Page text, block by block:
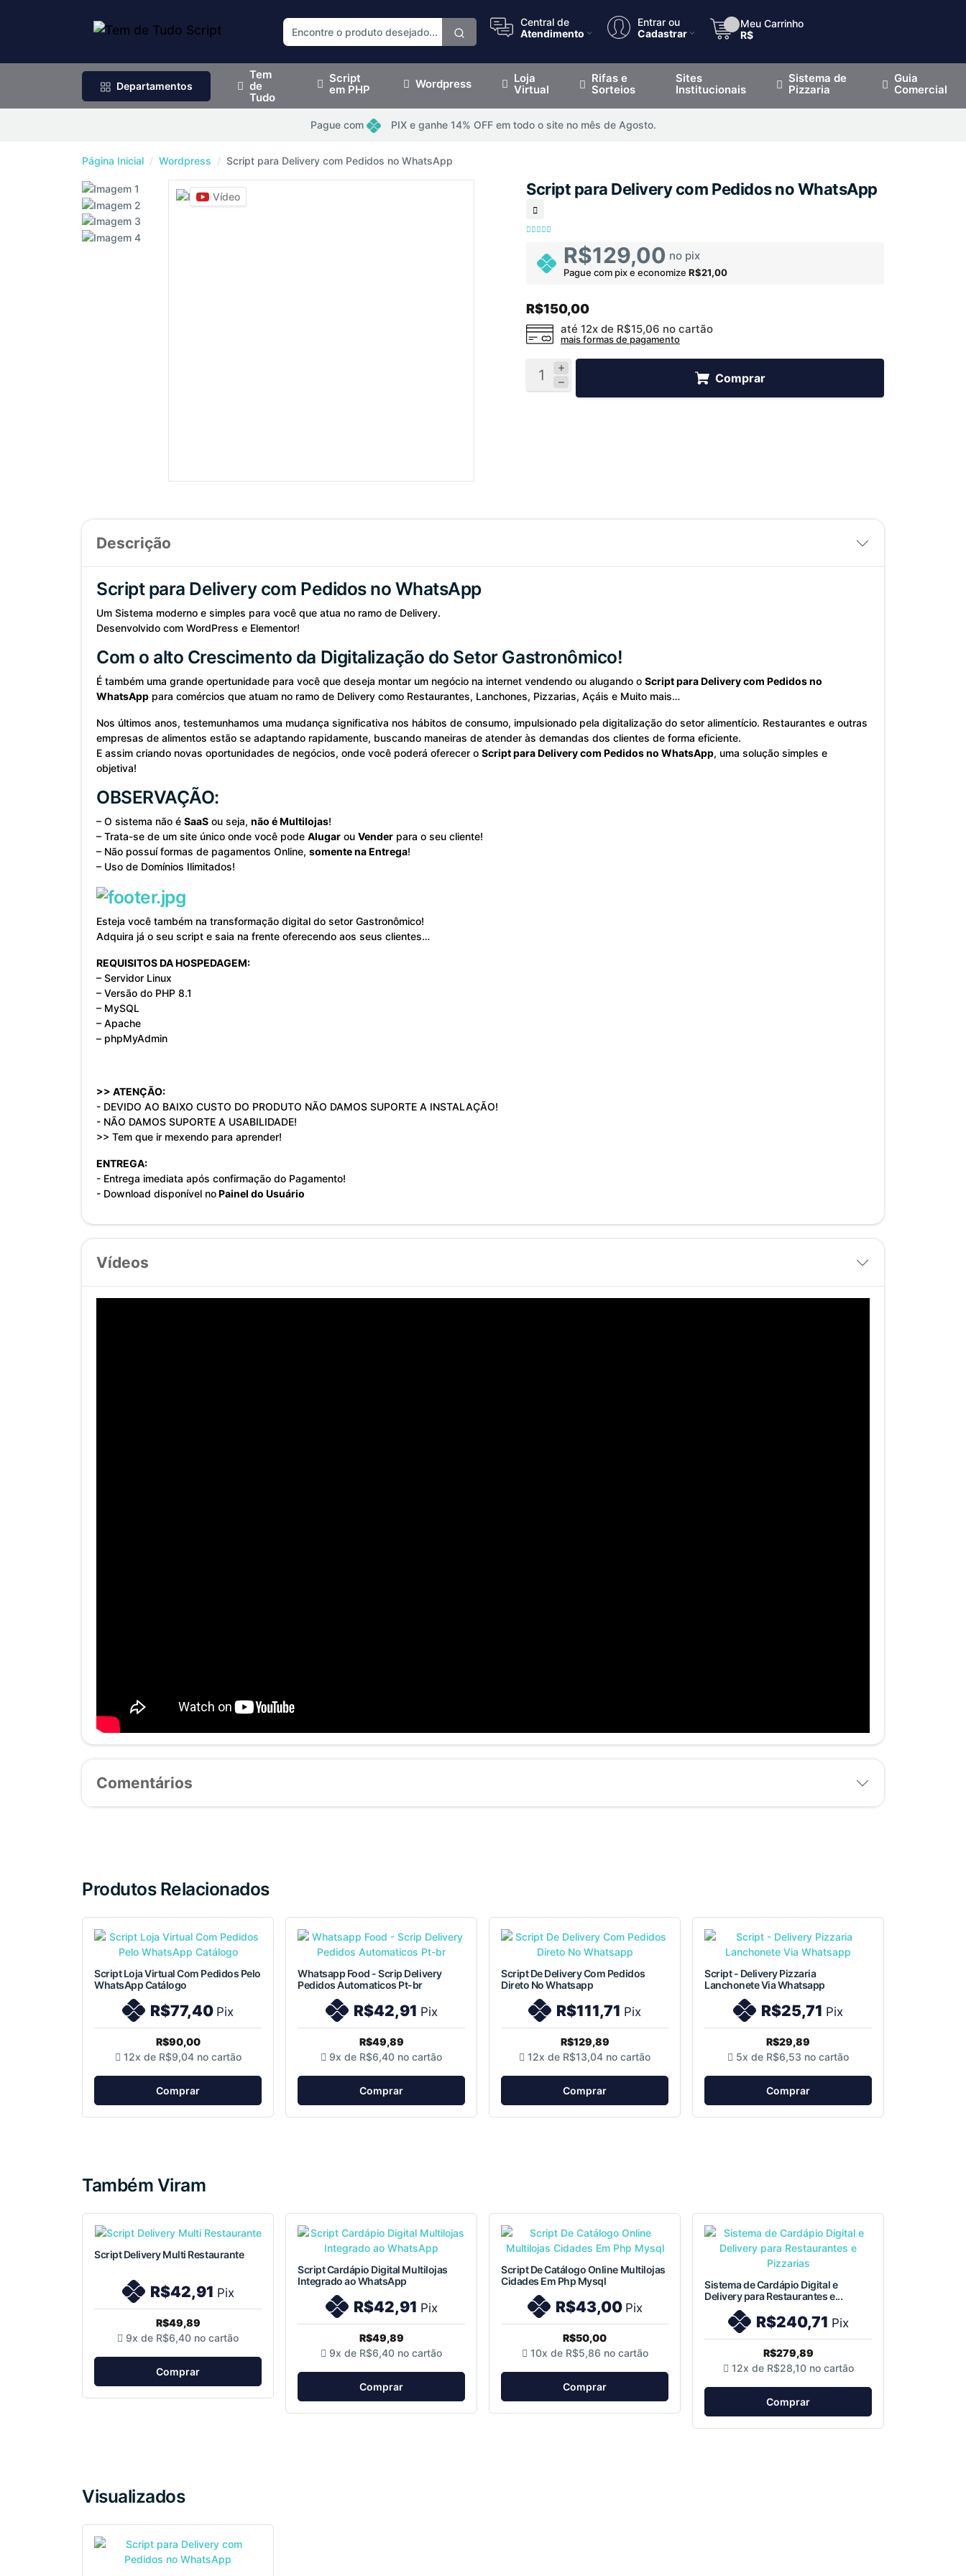
Central de
Atendimento
Entrar ou
Cadastrar
Meu Carrinho
R$
Departamentos
Tem
de
Tudo
Script
em PHP
Wordpress
Loja
Virtual
Rifas e
Sorteios
Sites
Institucionais
Sistema de
Pizzaria
Guia
Comercial
Pague com PIX e ganhe 14% OFF em todo o site no mês de Agosto.
Página Inicial Wordpress Script para Delivery com Pedidos no WhatsApp
Vídeo Script para Delivery com Pedidos no WhatsApp
R$129,00 no pix
Pague com pix e economize R$21,00
R$150,00
até 12x de R$15,06 no cartão
mais formas de pagamento
Comprar
Descrição
Script para Delivery com Pedidos no WhatsApp
Um Sistema moderno e simples para você que atua no ramo de Delivery.
Desenvolvido com WordPress e Elementor!
Com o alto Crescimento da Digitalização do Setor Gastronômico!
É também uma grande opertunidade para você que deseja montar um negócio na internet vendendo ou alugando o Script para Delivery com Pedidos no
WhatsApp para comércios que atuam no ramo de Delivery como Restaurantes, Lanchones, Pizzarias, Açáis e Muito mais…
Nos últimos anos, testemunhamos uma mudança significativa nos hábitos de consumo, impulsionado pela digitalização do setor alimentício. Restaurantes e outras
empresas de alimentos estão se adaptando rapidamente, buscando maneiras de atender às demandas dos clientes de forma eficiente.
E assim criando novas oportunidades de negócios, onde você poderá oferecer o Script para Delivery com Pedidos no WhatsApp, uma solução simples e
objetiva!
OBSERVAÇÃO:
– O sistema não é SaaS ou seja, não é Multilojas!
– Trata-se de um site único onde você pode Alugar ou Vender para o seu cliente!
– Não possuí formas de pagamentos Online, somente na Entrega!
– Uso de Domínios Ilimitados!
Esteja você também na transformação digital do setor Gastronômico!
Adquira já o seu script e saia na frente oferecendo aos seus clientes…
REQUISITOS DA HOSPEDAGEM:
– Servidor Linux
– Versão do PHP 8.1
– MySQL
– Apache
– phpMyAdmin
>> ATENÇÃO:
- DEVIDO AO BAIXO CUSTO DO PRODUTO NÃO DAMOS SUPORTE A INSTALAÇÃO!
- NÃO DAMOS SUPORTE A USABILIDADE!
>> Tem que ir mexendo para aprender!
ENTREGA:
- Entrega imediata após confirmação do Pagamento!
- Download disponível noPainel do Usuário
Vídeos
Comentários
Produtos Relacionados
Script Loja Virtual Com Pedidos Pelo
WhatsApp Catálogo
R$77,40 Pix
R$90,00
12x de R$9,04 no cartão
Comprar
Whatsapp Food - Scrip Delivery
Pedidos Automaticos Pt-br
R$42,91 Pix
R$49,89
9x de R$6,40 no cartão
Comprar
Script De Delivery Com Pedidos
Direto No Whatsapp
R$111,71 Pix
R$129,89
12x de R$13,04 no cartão
Comprar
Script - Delivery Pizzaria
Lanchonete Via Whatsapp
R$25,71 Pix
R$29,89
5x de R$6,53 no cartão
Comprar
Também Viram
Script Delivery Multi Restaurante
R$42,91 Pix
R$49,89
9x de R$6,40 no cartão
Comprar
Script Cardápio Digital Multilojas
Integrado ao WhatsApp
R$42,91 Pix
R$49,89
9x de R$6,40 no cartão
Comprar
Script De Catálogo Online Multilojas
Cidades Em Php Mysql
R$43,00 Pix
R$50,00
10x de R$5,86 no cartão
Comprar
Sistema de Cardápio Digital e
Delivery para Restaurantes e...
R$240,71 Pix
R$279,89
12x de R$28,10 no cartão
Comprar
Visualizados